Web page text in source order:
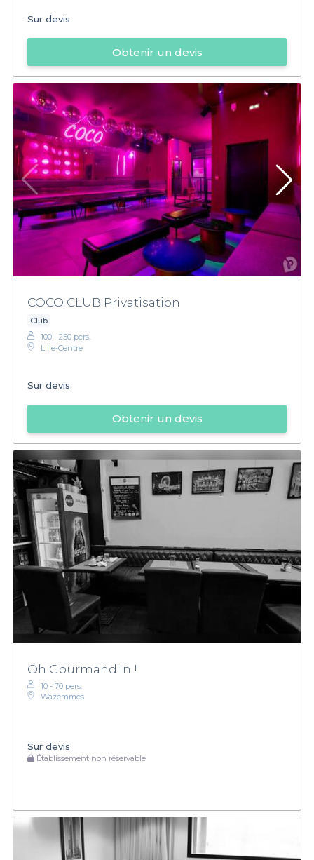
Sur devis
Obtenir un devis
COCO CLUB Privatisation
Club
100 - 250 pers.
Lille-Centre
Sur devis
Obtenir un devis
Oh Gourmand'In !
10 - 70 pers.
Wazemmes
Sur devis
Établissement non réservable